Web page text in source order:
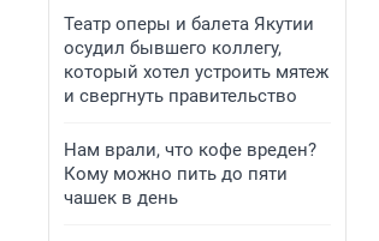
Театр оперы и балета Якутии
осудил бывшего коллегу,
который хотел устроить мятеж
и свергнуть правительство
Нам врали, что кофе вреден?
Кому можно пить до пяти
чашек в день